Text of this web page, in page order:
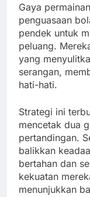
Gaya
penguasaan
pendek untuk
peluang.
yang
serangan,
hati-hati.
Strategi ini
mencetak dua
pertandingan.
balikkan
bertahan dan
kekuatan
menunjukkan